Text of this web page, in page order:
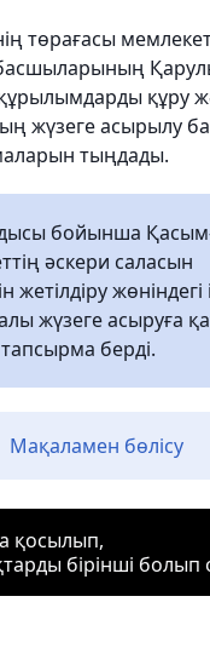
төрағасы
құру
жүзеге асырылу
тыңдады.
бойынша
әскери саласын
жетілдіру жөніндегі
жүзеге асыруға
берді.
Мақаламен бөлісу
қосылып,
бірінші